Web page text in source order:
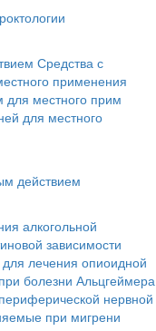
Средства с
применения
для местного прим
для местного
действием
алкогольной
зависимости
лечения опиоидной
болезни Альцгеймера
нервной
при мигрени